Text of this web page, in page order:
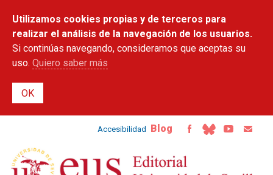
contenido
principal
Utilizamos cookies propias y de terceros para
realizar el análisis de la navegación de los usuarios.
Si continúas navegando, consideramos que aceptas su
uso. Quiero saber más
Accesibilidad Blog